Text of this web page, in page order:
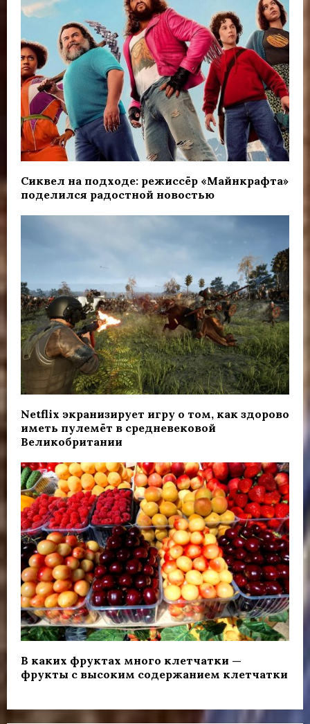
Сиквел на подходе: режиссёр «Майнкрафта»
поделился радостной новостью
Netflix экранизирует игру о том, как здорово
иметь пулемёт в средневековой
Великобритании
В каких фруктах много клетчатки —
фрукты с высоким содержанием клетчатки